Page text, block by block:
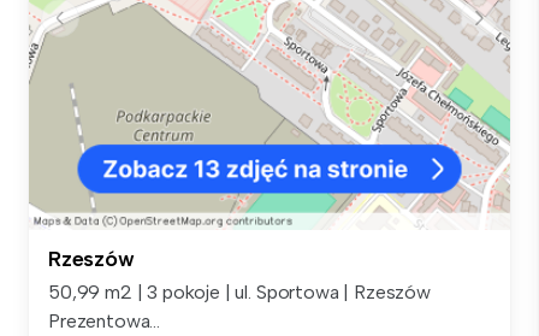
Rzeszów
50,99 m2 | 3 pokoje | ul. Sportowa | Rzeszów
Prezentowa...